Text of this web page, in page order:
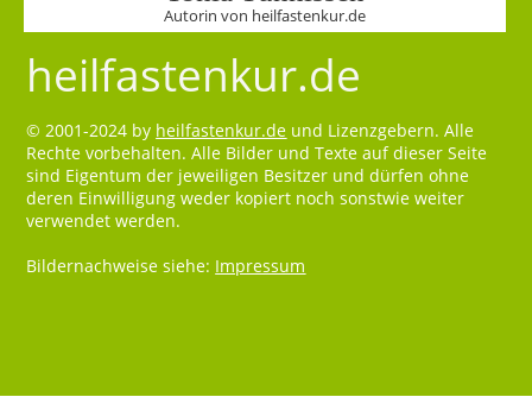
Autorin von heilfastenkur.de
heilfastenkur.de
© 2001-2024 by heilfastenkur.de und Lizenzgebern. Alle
Rechte vorbehalten. Alle Bilder und Texte auf dieser Seite
sind Eigentum der jeweiligen Besitzer und dürfen ohne
deren Einwilligung weder kopiert noch sonstwie weiter
verwendet werden.
Bildernachweise siehe: Impressum